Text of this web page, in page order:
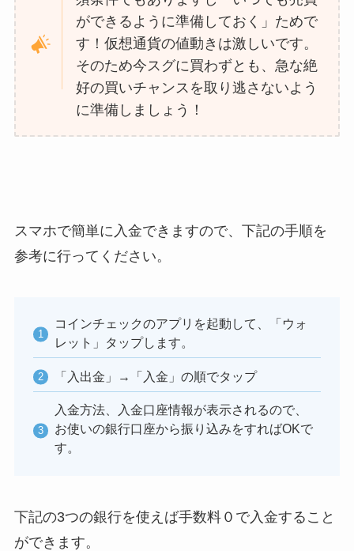
ができるように準備しておく」ためで
す！仮想通貨の値動きは激しいです。
そのため今スグに買わずとも、急な絶
好の買いチャンスを取り逃さないよう
に準備しましょう！
スマホで簡単に入金できますので、下記の手順を
参考に行ってください。
コインチェックのアプリを起動して、「ウォ
レット」タップします。
「入出金」→「入金」の順でタップ
入金方法、入金口座情報が表示されるので、
お使いの銀行口座から振り込みをすればOKで
す。
下記の3つの銀行を使えば手数料０で入金すること
ができます。